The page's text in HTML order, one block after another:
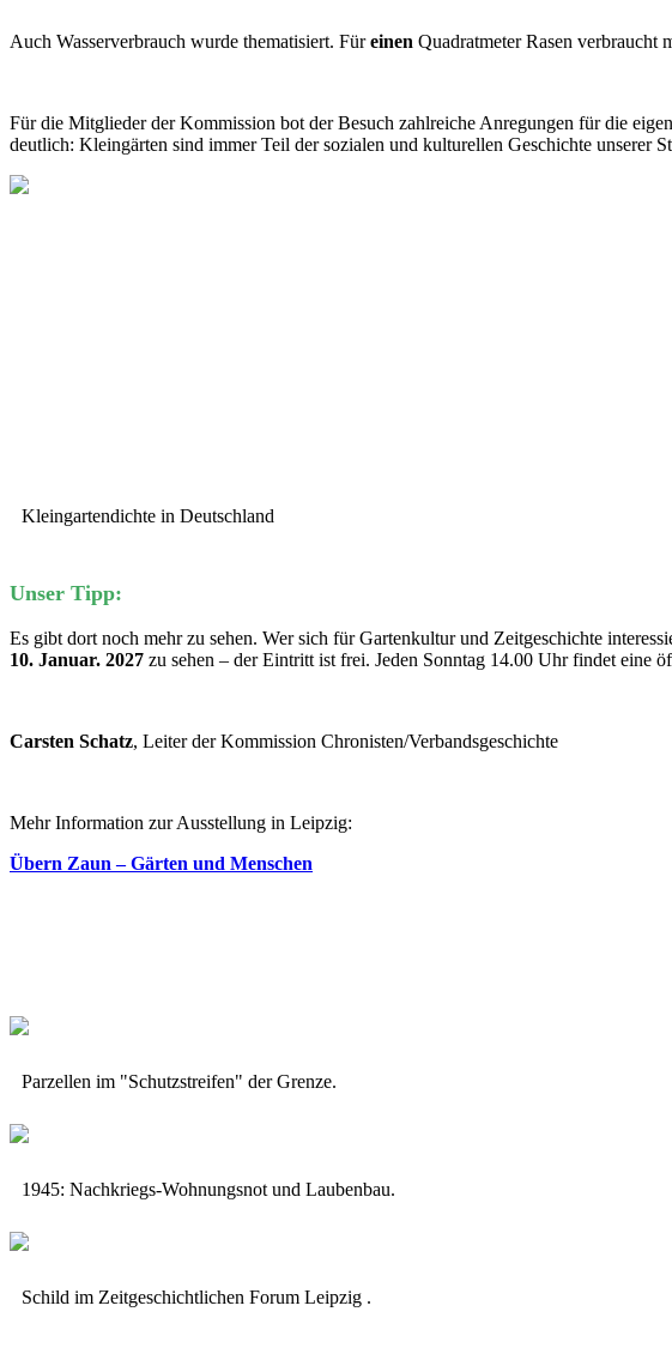
Auch Wasserverbrauch wurde thematisiert. Füreinen Quadratmeter Rasen verbraucht
Für die Mitglieder der Kommission bot der Besuch zahlreiche Anregungen für die
deutlich: Kleingärten sind immer Teil der sozialen und kulturellen Geschichte unserer
Kleingartendichte in Deutschland
Unser Tipp:
Es gibt dort noch mehr zu sehen. Wer sich für Gartenkultur und Zeitgeschichte
10. Januar. 2027 zu sehen – der Eintritt ist frei. Jeden Sonntag 14.00 Uhr findet eine
Carsten Schatz, Leiter der Kommission Chronisten/Verbandsgeschichte
Mehr Information zur Ausstellung in Leipzig:
Übern Zaun – Gärten und Menschen
Parzellen im "Schutzstreifen" der Grenze.
1945: Nachkriegs-Wohnungsnot und Laubenbau.
Schild im Zeitgeschichtlichen Forum Leipzig .